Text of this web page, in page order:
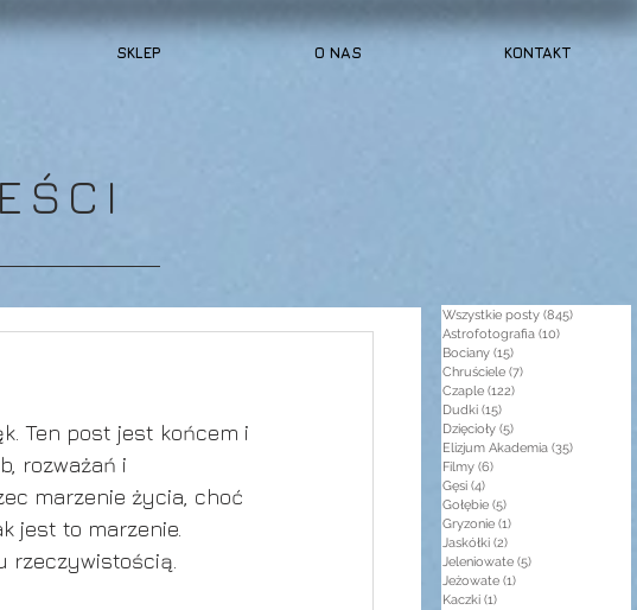
SKLEP O NAS KONTAKT
Ten post jest końcem i
rozważań i
marzenie życia, choć
jest to marzenie.
rzeczywistością.
Wszystkie posty (845)
Astrofotografia (10)
Bociany (15)
Chruściele (7)
Czaple (122)
Dudki (15)
Dzięcioły (5)
Elizjum Akademia (35)
Filmy (6)
Gęsi (4)
Gołębie (5)
Gryzonie (1)
Jaskółki (2)
Jeleniowate (5)
Jeżowate (1)
Kaczki (1)